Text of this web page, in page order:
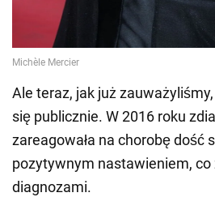
Ale teraz, jak już
się publicznie. W 2016 roku
zareagowała na chorobę dość
pozytywnym nastawieniem, co
diagnozami.